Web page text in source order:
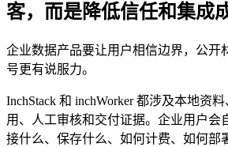
客，而是降低信任和集成
企业数据产品要让用户相信边界，公开
号更有说服力。
InchStack 和 inchWorker 都涉及本地资
用、人工审核和交付证据。企业用户会
接什么、保存什么、如何计费、如何部